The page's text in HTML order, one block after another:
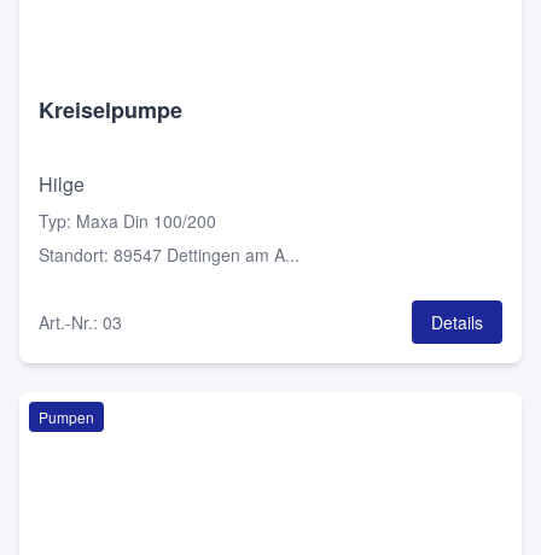
Kreiselpumpe
Hilge
Typ: Maxa Din 100/200
Standort: 89547 Dettingen am A...
Art.-Nr.: 03 Details
Pumpen